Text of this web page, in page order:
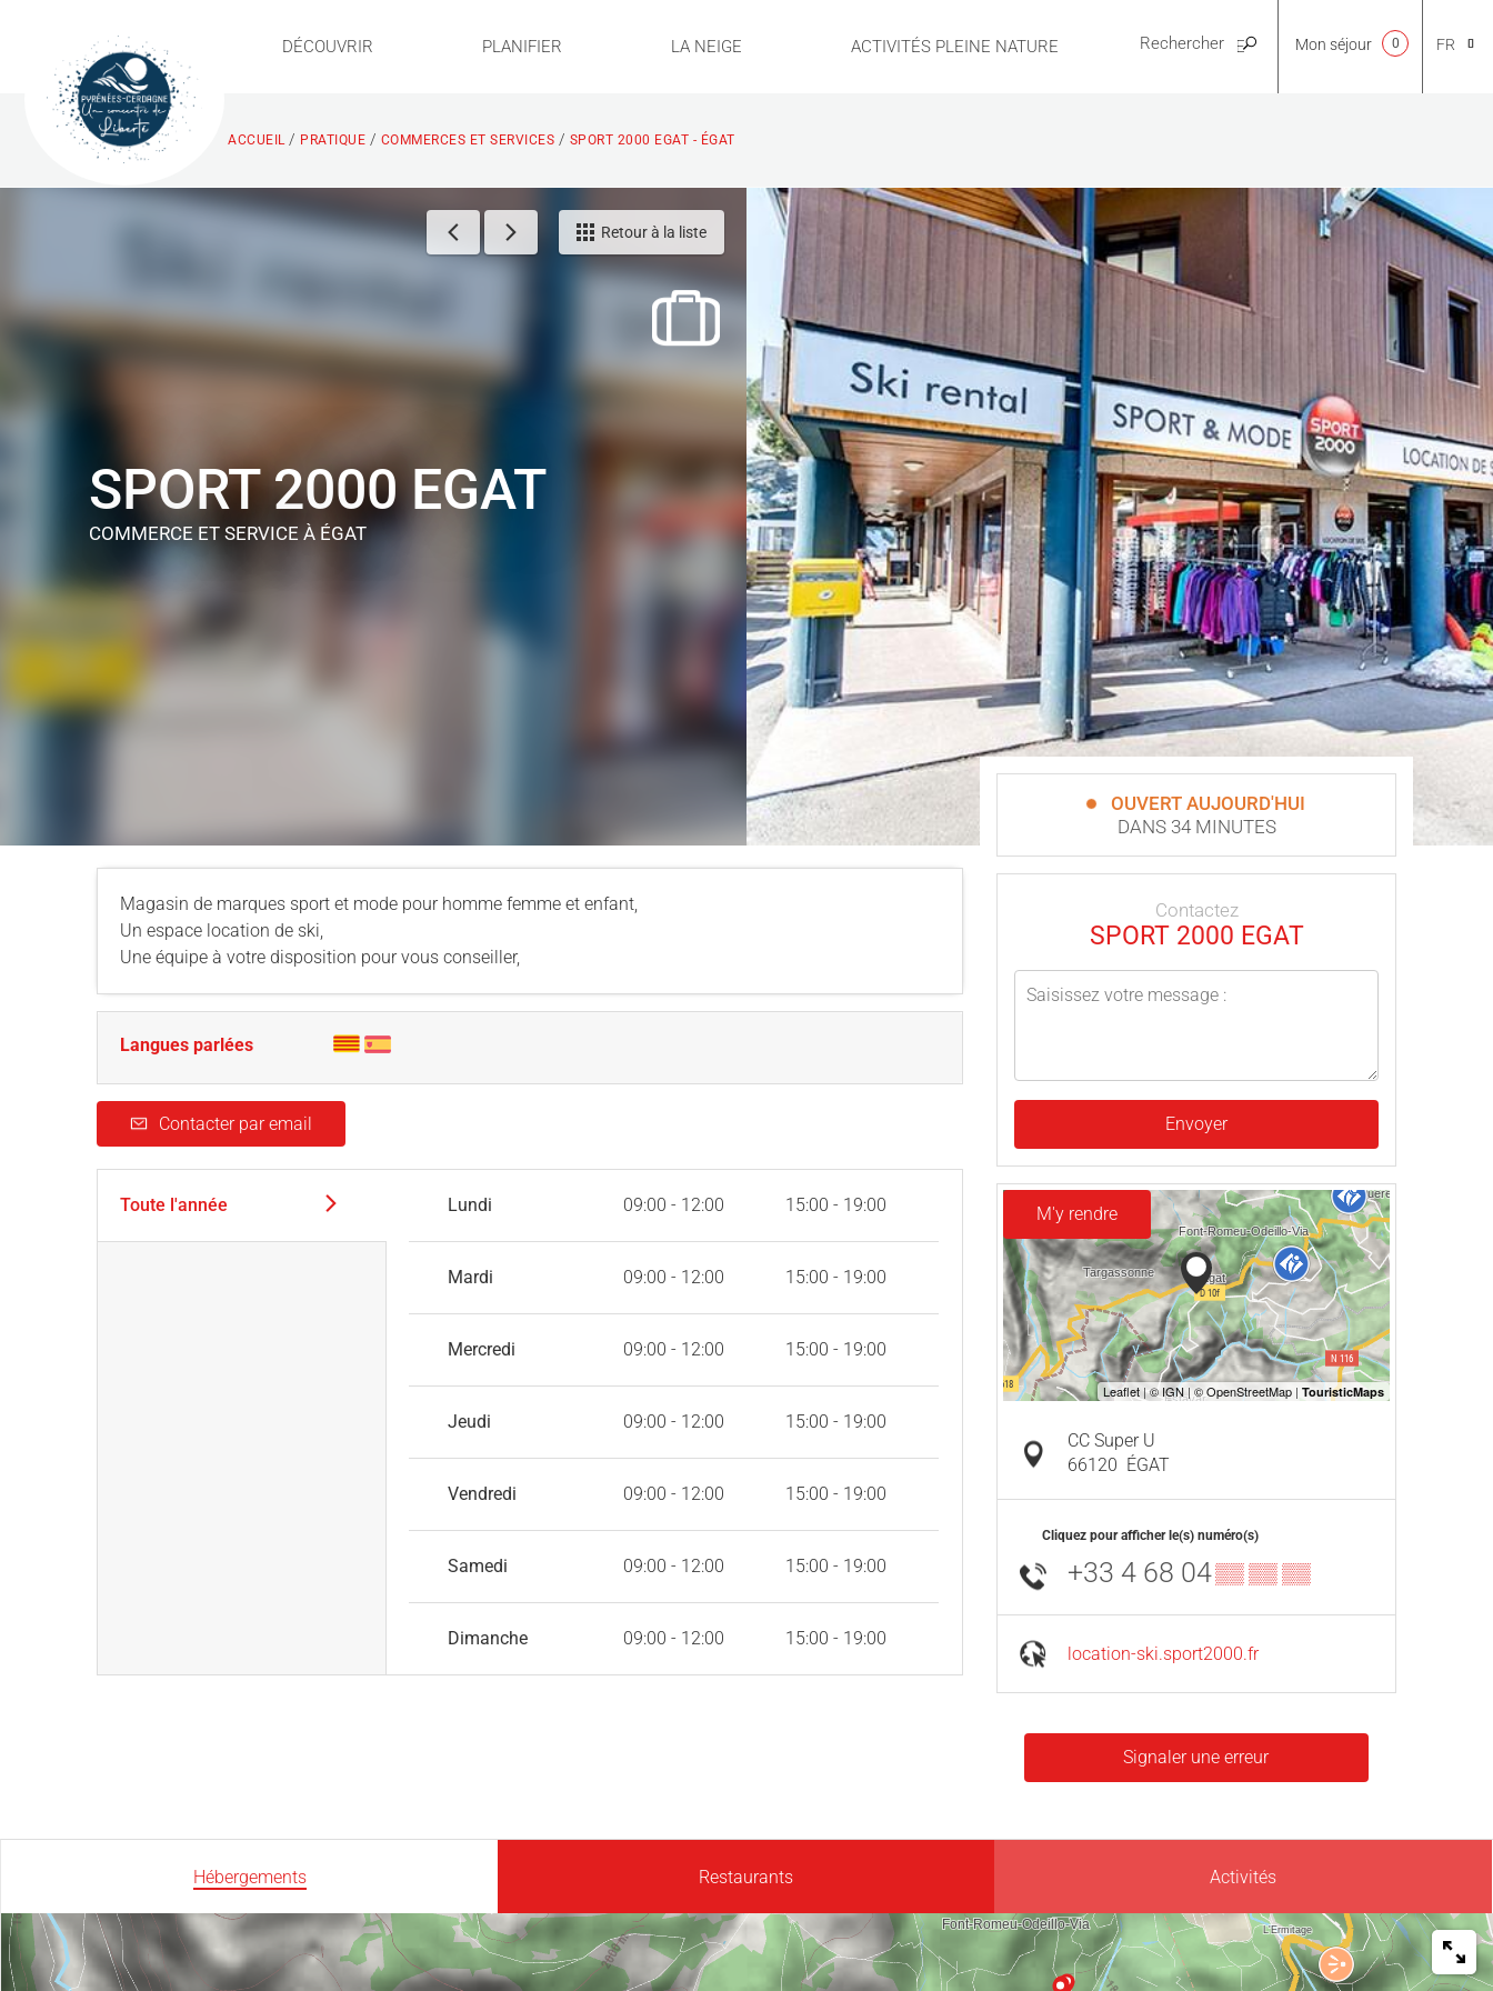
DÉCOUVRIR PLANIFIER LA NEIGE ACTIVITÉS PLEINE NATURE PRATIQUE
NL
EN
FR
Mon séjour 0
ACCUEIL / PRATIQUE / COMMERCES ET SERVICES / SPORT 2000 EGAT - ÉGAT
Retour à la liste
SPORT 2000 EGAT
COMMERCE ET SERVICE À ÉGAT
Magasin de marques sport et mode pour homme femme et enfant,
Un espace location de ski,
Une équipe à votre disposition pour vous conseiller,
Langues parlées
Contacter par email
Toute l'année Lundi 09:00 - 12:00 15:00 - 19:00
Mardi 09:00 - 12:00 15:00 - 19:00
Mercredi 09:00 - 12:00 15:00 - 19:00
Jeudi 09:00 - 12:00 15:00 - 19:00
Vendredi 09:00 - 12:00 15:00 - 19:00
Samedi 09:00 - 12:00 15:00 - 19:00
Dimanche 09:00 - 12:00 15:00 - 19:00
OUVERT AUJOURD'HUI
DANS 34 MINUTES
Contactez
SPORT 2000 EGAT
Envoyer
M'y rendre
CC Super U
66120 ÉGAT
Cliquez pour afficher le(s) numéro(s)
+33 4 68 04▒▒ ▒▒ ▒▒
location-ski.sport2000.fr
Signaler une erreur
Hébergements Restaurants Activités